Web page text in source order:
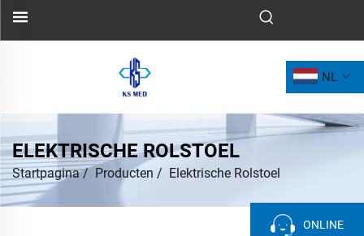
NL
ELEKTRISCHE ROLSTOEL
Startpagina/ Producten / Elektrische Rolstoel
ONLINE
ONLINE